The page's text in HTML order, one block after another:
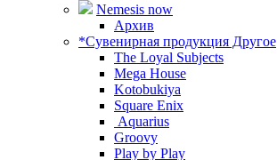
Nemesis now
Архив
*Сувенирная продукция Другое
The Loyal Subjects
Mega House
Kotobukiya
Square Enix
Aquarius
Groovy
Play by Play